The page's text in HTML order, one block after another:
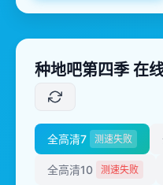
种地吧第四季 在
全高清7 测速失败
全高清10 测速失败